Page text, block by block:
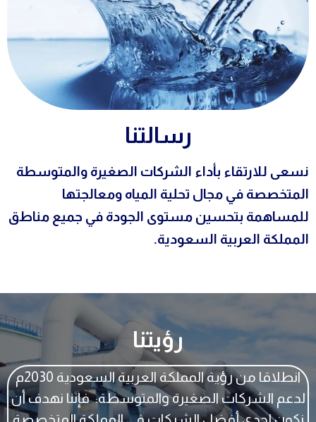
رسالتنا
نسعى للارتقاء بأداء الشركات الصغيرة والمتوسطة
المتخصصة في مجال تحلية المياه ومعالجتها
للمساهمة بتحسين مستوى الجودة في جميع مناطق
المملكة العربية السعودية.
رؤيتنا
انطلاقا من رؤية المملكة العربية السعودية 2030م
لدعم الشركات الصغيرة والمتوسطة: فإننا نهدف أن